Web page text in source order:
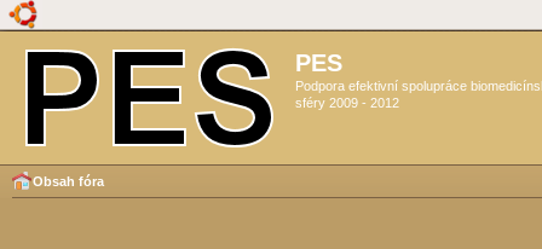
PES
Podpora efektivní spolupráce
sféry 2009 - 2012
Obsah fóra